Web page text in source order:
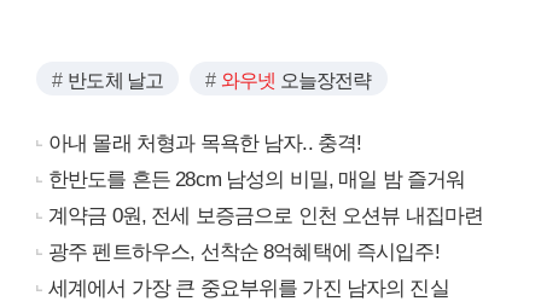
반도체 날고 와우넷 오늘장전략
아내 몰래 처형과 목욕한 남자.. 충격!
한반도를 흔든 28cm 남성의 비밀, 매일 밤 즐거워
계약금 0원, 전세 보증금으로 인천 오션뷰 내집마련
광주 펜트하우스, 선착순 8억혜택에 즉시입주!
세계에서 가장 큰 중요부위를 가진 남자의 진실